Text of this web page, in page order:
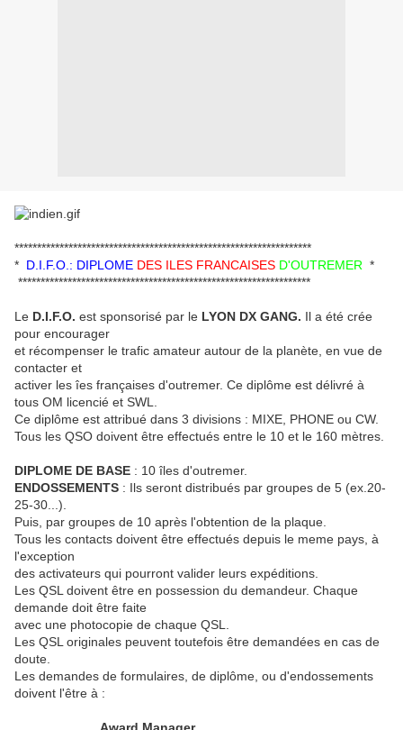
******************************************************************
* D.I.F.O.: DIPLOME DES ILES FRANCAISES D'OUTREMER *
*****************************************************************
Le D.I.F.O. est sponsorisé par le LYON DX GANG. Il a été crée
pour encourager
et récompenser le trafic amateur autour de la planète, en vue de
contacter et
activer les îes françaises d'outremer. Ce diplôme est délivré à
tous OM licencié et SWL.
Ce diplôme est attribué dans 3 divisions : MIXE, PHONE ou CW.
Tous les QSO doivent être effectués entre le 10 et le 160 mètres.
DIPLOME DE BASE : 10 îles d'outremer.
ENDOSSEMENTS : Ils seront distribués par groupes de 5 (ex.20-
25-30...).
Puis, par groupes de 10 après l'obtention de la plaque.
Tous les contacts doivent être effectués depuis le meme pays, à
l'exception
des activateurs qui pourront valider leurs expéditions.
Les QSL doivent être en possession du demandeur. Chaque
demande doit être faite
avec une photocopie de chaque QSL.
Les QSL originales peuvent toutefois être demandées en cas de
doute.
Les demandes de formulaires, de diplôme, ou d'endossements
doivent l'être à :